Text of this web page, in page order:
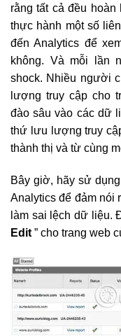
rằng tất cả đều
thực hành một số
đến Analytics để
không. Và mỗi lần
shock. Nhiều người
lượng truy cập cho
đào sâu vào các dữ
thứ lưu lượng truy
thành thị và từ cùng
Bây giờ, hãy sử
Analytics để đảm nói
làm sai lệch dữ liệu.
Edit ” cho trang web